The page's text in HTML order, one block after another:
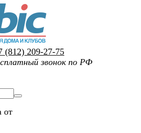
(812) 209-27-75
звонок по РФ
от